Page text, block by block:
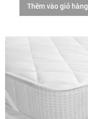
Thêm vào giỏ hàng